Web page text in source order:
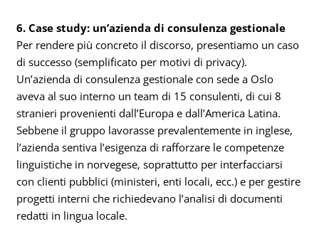
6. Case study: un’azienda di consulenza gestionale
Per rendere più concreto il discorso, presentiamo un caso
di successo (semplificato per motivi di privacy).
Un’azienda di consulenza gestionale con sede a Oslo
aveva al suo interno un team di 15 consulenti, di cui 8
stranieri provenienti dall’Europa e dall’America Latina.
Sebbene il gruppo lavorasse prevalentemente in inglese,
l’azienda sentiva l’esigenza di rafforzare le competenze
linguistiche in norvegese, soprattutto per interfacciarsi
con clienti pubblici (ministeri, enti locali, ecc.) e per gestire
progetti interni che richiedevano l’analisi di documenti
redatti in lingua locale.